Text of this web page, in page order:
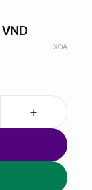
VNDKhoảng
giá:XÓA